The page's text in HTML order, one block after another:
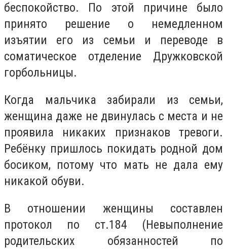
беспокойство. По этой причине было
принято решение о немедленном
изъятии его из семьи и переводе в
соматическое отделение Дружковской
горбольницы.
Когда мальчика забирали из семьи,
женщина даже не двинулась с места и не
проявила никаких признаков тревоги.
Ребёнку пришлось покидать родной дом
босиком, потому что мать не дала ему
никакой обуви.
В отношении женщины составлен
протокол по ст.184 (Невыполнение
родительских обязанностей по